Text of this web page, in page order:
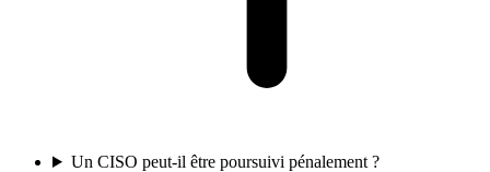
Un CISO peut-il être poursuivi pénalement ?